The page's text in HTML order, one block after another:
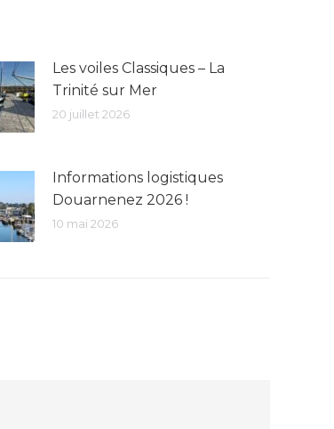
Les voiles Classiques – La
Trinité sur Mer
20 juillet 2026
Informations logistiques
Douarnenez 2026 !
10 mai 2026